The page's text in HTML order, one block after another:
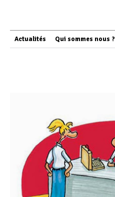
Actualités Qui sommes nous ?